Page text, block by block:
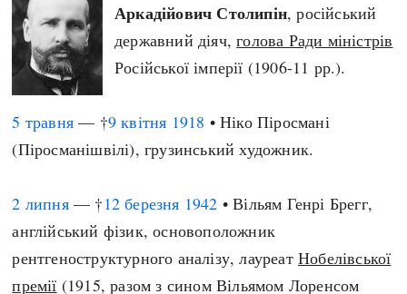
Аркадійович Столипін, російський
державний діяч,голова Ради міністрів
Російської імперії (1906-11 рр.).
5 травня — †9 квітня 1918 • Ніко Піросмані
(Піросманішвілі), грузинський художник.
2 липня— †12 березня 1942 • Вільям Генрі Брегг,
англійський фізик, основоположник
рентгеноструктурного аналізу, лауреатНобелівської
премії (1915, разом з сином Вільямом Лоренсом